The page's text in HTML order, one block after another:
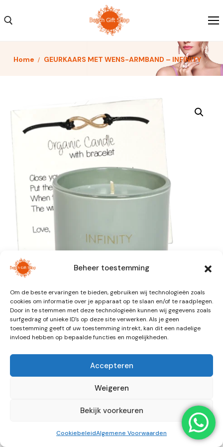
Beheer toestemming
Om de beste ervaringen te bieden, gebruiken wij technologieën zoals
cookies om informatie over je apparaat op te slaan en/of te raadplegen.
Door in te stemmen met deze technologieën kunnen wij gegevens zoals
surfgedrag of unieke ID's op deze site verwerken. Als je geen
toestemming geeft of uw toestemming intrekt, kan dit een nadelige
invloed hebben op bepaalde functies en mogelijkheden.
Accepteren
Weigeren
Bekijk voorkeuren
CookiebeleidAlgemene Voorwaarden
Accessoires
Contact
Home GEURKAARS MET WENS-ARMBAND – INFINITY
GEURKAARS MET WENS-
ARMBAND – INFINITY